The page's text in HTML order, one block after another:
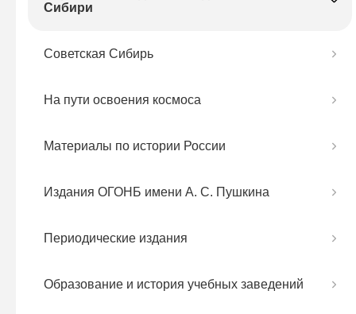
Сибири
Советская Сибирь
На пути освоения космоса
Материалы по истории России
Издания ОГОНБ имени А. С. Пушкина
Периодические издания
Образование и история учебных заведений